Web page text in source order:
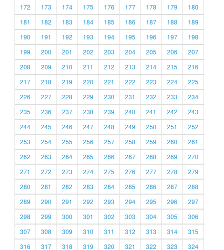
172
173 174 175 176 177 178 179
180
181
182 183 184 185 186 187 188
189
190
191 192 193 194 195 196 197
198
199
200 201 202 203 204 205 206
207
208
209 210 211 212 213 214 215
216
217
218 219 220 221 222 223 224
225
226
227 228 229 230 231 232 233
234
235
236 237 238 239 240 241 242
243
244
245 246 247 248 249 250 251
252
253
254 255 256 257 258 259 260
261
262
263 264 265 266 267 268 269
270
271
272 273 274 275 276 277 278
279
280
281 282 283 284 285 286 287
288
289
290 291 292 293 294 295 296
297
298
299 300 301 302 303 304 305
306
307
308 309 310 311 312 313 314
315
316
317 318 319 320 321 322 323 324